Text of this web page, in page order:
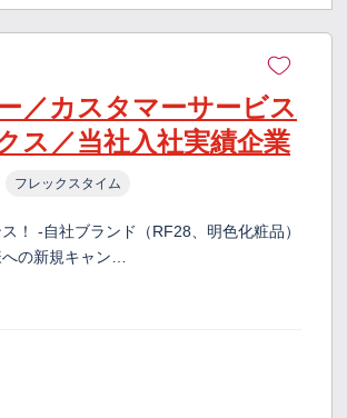
／カスタマーサービス
ス／当社入社実績企業
フレックスタイム
-自社ブランド（RF28、明色化粧品）
の新規キャン…